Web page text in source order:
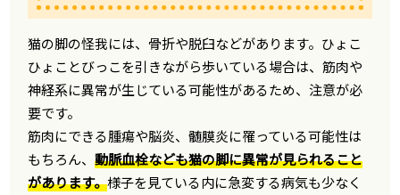
猫の脚の怪我には、骨折や脱臼などがあります。ひょこ
ひょことびっこを引きながら歩いている場合は、筋肉や
神経系に異常が生じている可能性があるため、注意が必
要です。
筋肉にできる腫瘍や脳炎、髄膜炎に罹っている可能性は
もちろん、動脈血栓なども猫の脚に異常が見られること
があります。様子を見ている内に急変する病気も少なく